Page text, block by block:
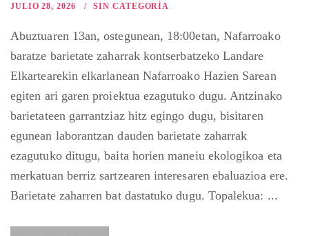
JULIO 28, 2026 SIN CATEGORÍA
Abuztuaren 13an, ostegunean, 18:00etan, Nafarroako
baratze barietate zaharrak kontserbatzeko Landare
Elkartearekin elkarlanean Nafarroako Hazien Sarean
egiten ari garen proiektua ezagutuko dugu. Antzinako
barietateen garrantziaz hitz egingo dugu, bisitaren
egunean laborantzan dauden barietate zaharrak
ezagutuko ditugu, baita horien maneiu ekologikoa eta
merkatuan berriz sartzearen interesaren ebaluazioa ere.
Barietate zaharren bat dastatuko dugu. Topalekua: ...